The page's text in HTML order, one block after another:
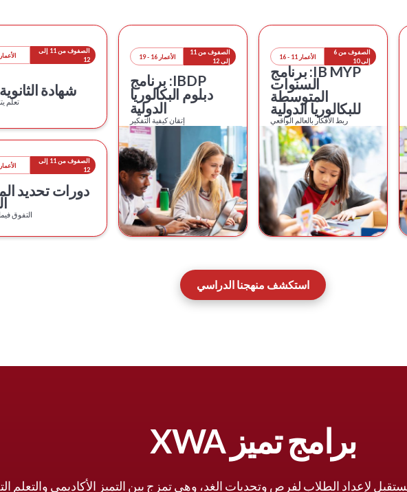
الصفوف من 6
إلى 10
الأعمار 11 - 16
IB MYP: برنامج
السنوات
المتوسطة
للبكالوريا الدولية
ربط الأفكار بالعالم الواقعي
الصفوف من 11
إلى 12
الأعمار 16 - 19
IBDP: برنامج
دبلوم البكالوريا
الدولية
إتقان كيفية التفكير
الصفوف من 11 إلى
12
الأعمار 16 -
شهادة
تعلم
الصفوف من 11 إلى
12
الأعمار 16 -
دورات تحديد
التفوق
استكشف منهجنا الدراسي
برامج تميز XWA
لإعداد الطلاب لفرص وتحديات الغد، وهي تمزج بين التميز الأكاديمي والتعلم